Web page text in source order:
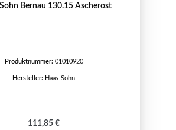
Bernau 130.15 Ascherost
Produktnummer: 01010920
Hersteller: Haas-Sohn
Regulärer Preis:
111,85 €